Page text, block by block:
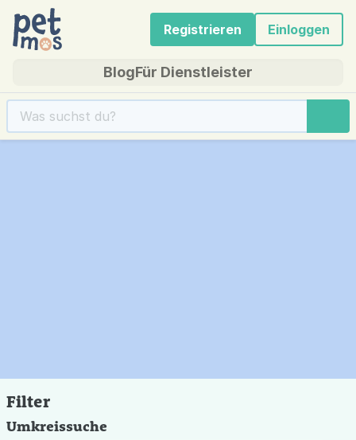
Registrieren Einloggen
BlogFür Dienstleister
Filter
Umkreissuche